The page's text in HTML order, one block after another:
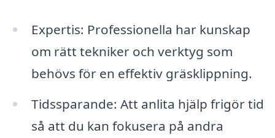
Expertis: Professionella har kunskap
om rätt tekniker och verktyg som
behövs för en effektiv gräsklippning.
Tidssparande: Att anlita hjälp frigör tid
så att du kan fokusera på andra